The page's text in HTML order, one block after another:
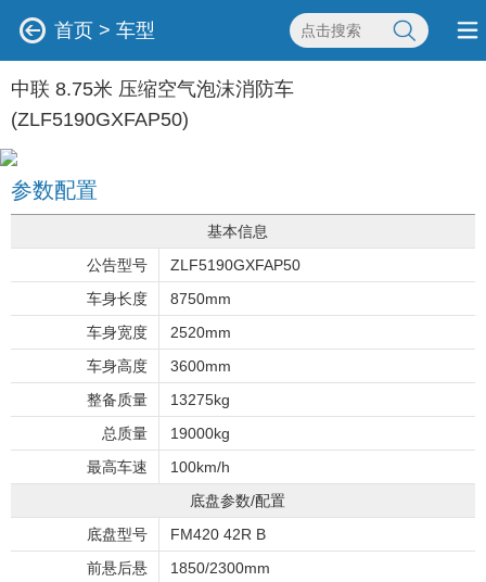
首页 > 车型
中联 8.75米 压缩空气泡沫消防车
(ZLF5190GXFAP50)
参数配置
基本信息
公告型号
ZLF5190GXFAP50
车身长度
8750mm
车身宽度
2520mm
车身高度
3600mm
整备质量
13275kg
总质量
19000kg
最高车速
100km/h
底盘参数/配置
底盘型号
FM420 42R B
前悬后悬
1850/2300mm